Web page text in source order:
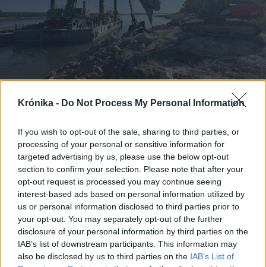
Krónika - Do Not Process My Personal Information
If you wish to opt-out of the sale, sharing to third parties, or
processing of your personal or sensitive information for
targeted advertising by us, please use the below opt-out
section to confirm your selection. Please note that after your
opt-out request is processed you may continue seeing
interest-based ads based on personal information utilized by
us or personal information disclosed to third parties prior to
your opt-out. You may separately opt-out of the further
disclosure of your personal information by third parties on the
IAB’s list of downstream participants. This information may
also be disclosed by us to third parties on the IAB’s List of
2026. augusztus 06., csütörtök
Duna-elterelés: folytatódik az
erőfeszítés, készülnek az uszályok
elsüllyesztésére a halasztás után